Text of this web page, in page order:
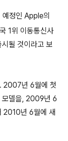
정인 Apple의
1위 이동통신사
될 것이라고 보
2007년 6월에 첫
델을, 2009년 6
2010년 6월에 새